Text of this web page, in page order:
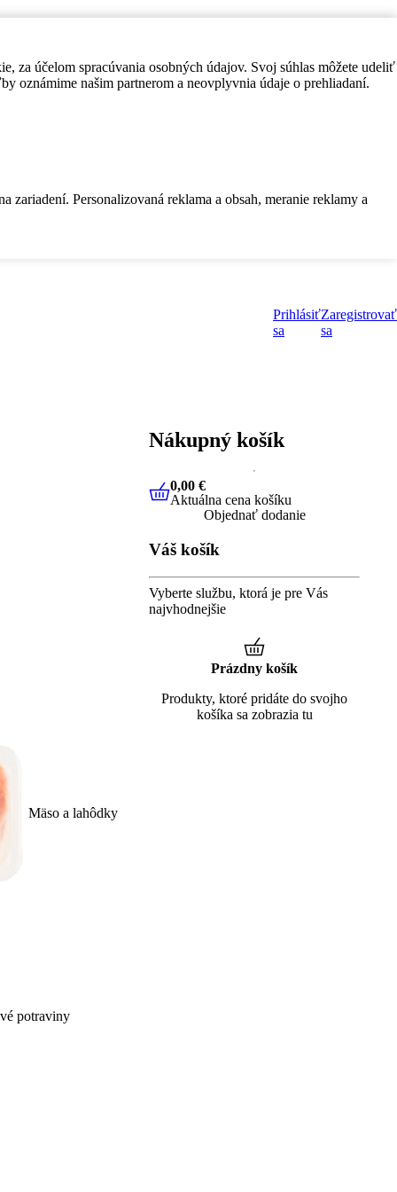
za účelom spracúvania osobných údajov. Svoj súhlas môžete udeliť
oznámime našim partnerom a neovplyvnia údaje o prehliadaní.
Personalizovaná reklama a obsah, meranie reklamy a
Prihlásiť
sa
Zaregistrovať
sa
Mäso a lahôdky
potraviny
Nákupný košík
0,00 €Aktuálna cena košíku
0,00 €
Aktuálna cena košíku
Objednať dodanie
Váš košík
Vyberte službu, ktorá je pre Vás
najvhodnejšie
Prázdny košík
Produkty, ktoré pridáte do svojho
košíka sa zobrazia tu